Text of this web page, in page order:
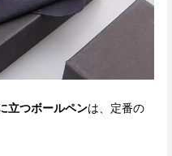
立つボールペンは、定番の